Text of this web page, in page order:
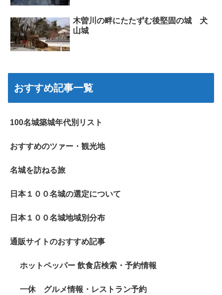
木曽川の畔にたたずむ後堅固の城 犬
山城
おすすめ記事一覧
100名城築城年代別リスト
おすすめのツァー・観光地
名城を訪ねる旅
日本１００名城の選定について
日本１００名城地域別分布
通販サイトのおすすめ記事
ホットペッパー 飲食店検索・予約情報
一休 グルメ情報・レストラン予約